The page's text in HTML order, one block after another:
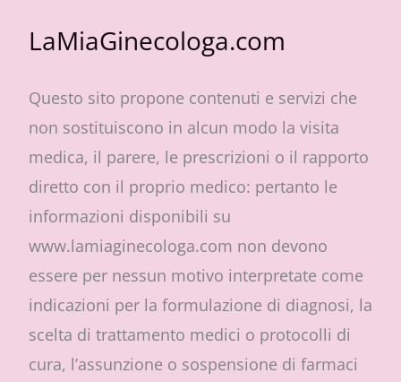
LaMiaGinecologa.com
Questo sito propone contenuti e servizi che
non sostituiscono in alcun modo la visita
medica, il parere, le prescrizioni o il rapporto
diretto con il proprio medico: pertanto le
informazioni disponibili su
www.lamiaginecologa.com non devono
essere per nessun motivo interpretate come
indicazioni per la formulazione di diagnosi, la
scelta di trattamento medici o protocolli di
cura, l’assunzione o sospensione di farmaci